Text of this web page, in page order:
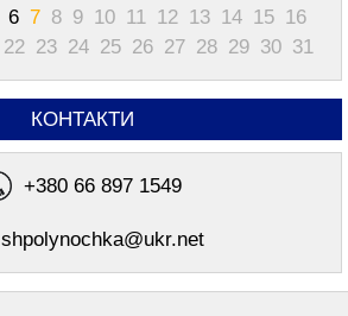
6 7 8 9 10 11 12 13 14 15 16
22 23 24 25 26 27 28 29 30 31
КОНТАКТИ
+380 66 897 1549
shpolynochka@ukr.net